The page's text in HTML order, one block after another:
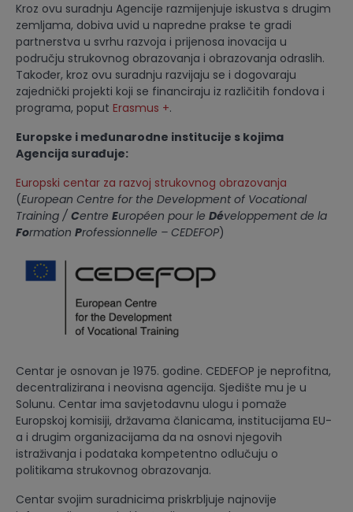
Kroz ovu suradnju Agencije razmijenjuje iskustva s drugim
zemljama, dobiva uvid u napredne prakse te gradi
partnerstva u svrhu razvoja i prijenosa inovacija u
području strukovnog obrazovanja i obrazovanja odraslih.
Također, kroz ovu suradnju razvijaju se i dogovaraju
zajednički projekti koji se financiraju iz različitih fondova i
programa, poput Erasmus +.
Europske i međunarodne institucije s kojima
Agencija surađuje:
Europski centar za razvoj strukovnog obrazovanja
(European Centre for the Development of Vocational
Training / Centre Européen pour le Développement de la
Formation Professionnelle – CEDEFOP)
Centar je osnovan je 1975. godine. CEDEFOP je neprofitna,
decentralizirana i neovisna agencija. Sjedište mu je u
Solunu. Centar ima savjetodavnu ulogu i pomaže
Europskoj komisiji, državama članicama, institucijama EU-
a i drugim organizacijama da na osnovi njegovih
istraživanja i podataka kompetentno odlučuju o
politikama strukovnog obrazovanja.
Centar svojim suradnicima priskrbljuje najnovije